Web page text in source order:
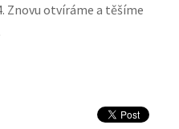
Znovu otvíráme a těšíme